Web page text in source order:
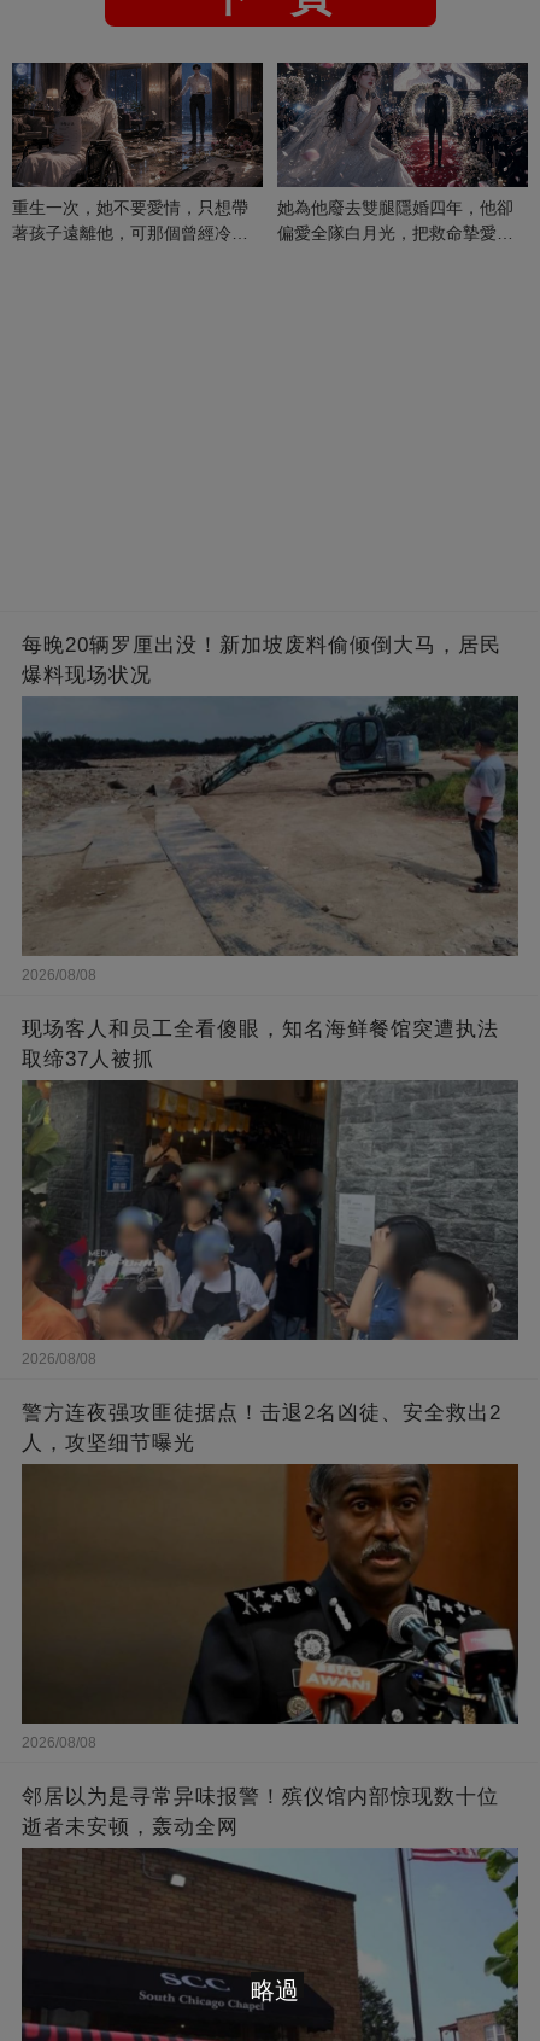
重生一次，她不要愛情，只想帶
著孩子遠離他，可那個曾經冷漠
她為他廢去雙腿隱婚四年，他卻
偏愛全隊白月光，把救命摯愛當
每晚20辆罗厘出没！新加坡废料偷倾倒大马，居民
爆料现场状况
2026/08/08
现场客人和员工全看傻眼，知名海鲜餐馆突遭执法
取缔37人被抓
2026/08/08
警方连夜强攻匪徒据点！击退2名凶徒、安全救出2
人，攻坚细节曝光
2026/08/08
邻居以为是寻常异味报警！殡仪馆内部惊现数十位
逝者未安顿，轰动全网
略過